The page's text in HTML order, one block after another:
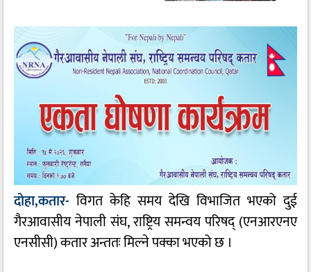
दोहा,कतार- विगत केहि समय देखि विभाजित भएको दुई
गैरआवासीय नेपाली संघ, राष्ट्रिय समन्वय परिषद् (एनआरएनए
एनसीसी) कतार अन्ततः मिल्ने पक्का भएको छ ।